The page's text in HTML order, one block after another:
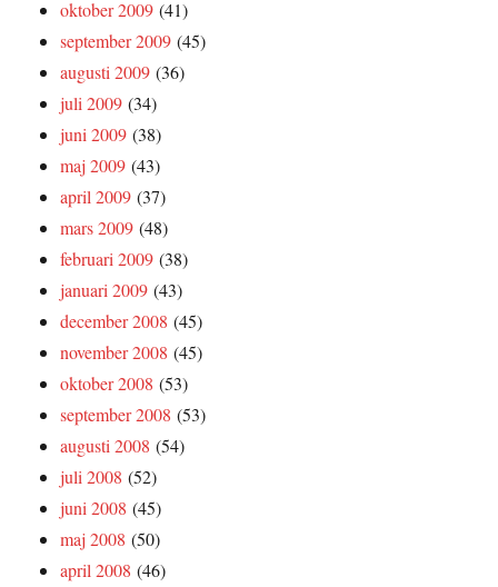
oktober 2009 (41)
september 2009 (45)
augusti 2009 (36)
juli 2009 (34)
juni 2009 (38)
maj 2009 (43)
april 2009 (37)
mars 2009 (48)
februari 2009 (38)
januari 2009 (43)
december 2008 (45)
november 2008 (45)
oktober 2008 (53)
september 2008 (53)
augusti 2008 (54)
juli 2008 (52)
juni 2008 (45)
maj 2008 (50)
april 2008 (46)